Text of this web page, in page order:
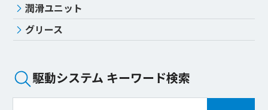
潤滑ユニット
グリース
駆動システム キーワード検索